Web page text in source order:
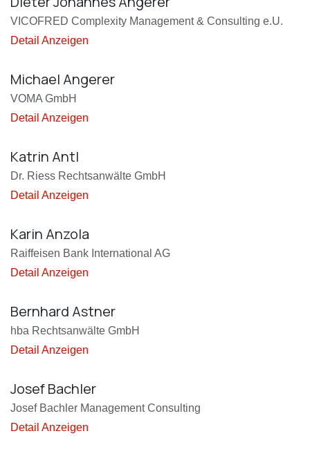
VICOFRED Complexity Management & Consulting e.U.
Detail Anzeigen
Michael Angerer
VOMA GmbH
Detail Anzeigen
Katrin Antl
Dr. Riess Rechtsanwälte GmbH
Detail Anzeigen
Karin Anzola
Raiffeisen Bank International AG
Detail Anzeigen
Bernhard Astner
hba Rechtsanwälte GmbH
Detail Anzeigen
Josef Bachler
Josef Bachler Management Consulting
Detail Anzeigen